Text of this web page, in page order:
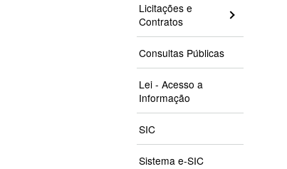
Licitações e
Contratos
Consultas Públicas
Lei - Acesso a
Informação
SIC
Sistema e-SIC